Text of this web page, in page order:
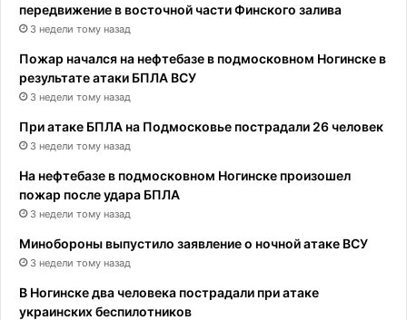
передвижение в восточной части Финского залива
3 недели тому назад
Пожар начался на нефтебазе в подмосковном Ногинске в
результате атаки БПЛА ВСУ
3 недели тому назад
При атаке БПЛА на Подмосковье пострадали 26 человек
3 недели тому назад
На нефтебазе в подмосковном Ногинске произошел
пожар после удара БПЛА
3 недели тому назад
Минобороны выпустило заявление о ночной атаке ВСУ
3 недели тому назад
В Ногинске два человека пострадали при атаке
украинских беспилотников